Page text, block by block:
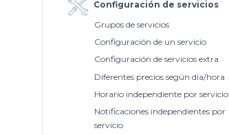
Configuración de servicios
Grupos de servicios
Configuración de un servicio
Configuración de servicios extra
Diferentes precios según día/hora
Horario independiente por servicio
Notificaciones independientes por
servicio